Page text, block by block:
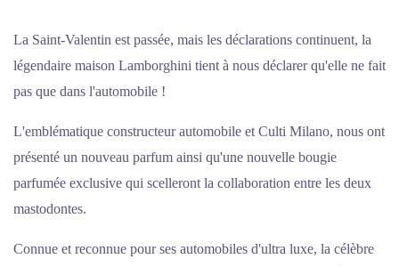
La Saint-Valentin est passée, mais les déclarations continuent, la
légendaire maison Lamborghini tient à nous déclarer qu'elle ne fait
pas que dans l'automobile !
L'emblématique constructeur automobile et Culti Milano, nous ont
présenté un nouveau parfum ainsi qu'une nouvelle bougie
parfumée exclusive qui scelleront la collaboration entre les deux
mastodontes.
Connue et reconnue pour ses automobiles d'ultra luxe, la célèbre